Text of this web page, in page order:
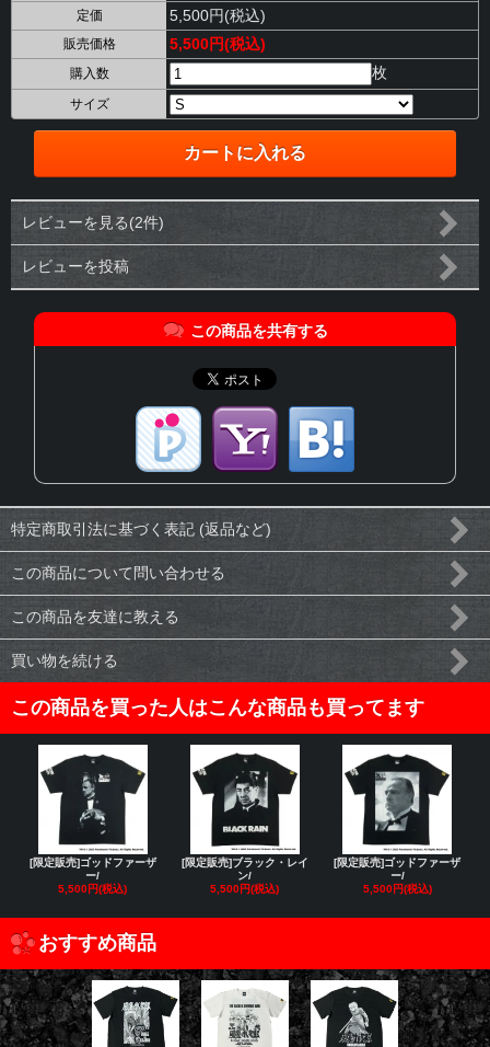
定価 5,500円(税込)
販売価格 5,500円(税込)
購入数 枚
サイズ
レビューを見る(2件)
レビューを投稿
この商品を共有する
特定商取引法に基づく表記 (返品など)
この商品について問い合わせる
この商品を友達に教える
買い物を続ける
この商品を買った人はこんな商品も買ってます
[限定販売]ゴッドファーザ
ー/
5,500円(税込)
[限定販売]ブラック・レイ
ン/
5,500円(税込)
[限定販売]ゴッドファーザ
ー/
5,500円(税込)
おすすめ商品